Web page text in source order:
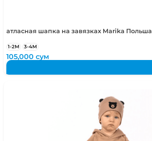
атласная шапка на завязках Marika Польша
1-2М 3-4М
105,000сум